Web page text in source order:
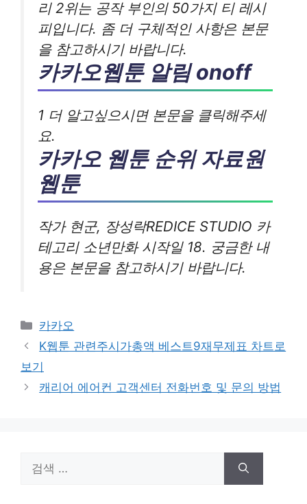
리 2위는 공작 부인의 50가지 티 레시
피입니다. 좀 더 구체적인 사항은 본문
을 참고하시기 바랍니다.
카카오웹툰 알림 onoff
1 더 알고싶으시면 본문을 클릭해주세
요.
카카오 웹툰 순위 자료원
웹툰
작가 현군, 장성락REDICE STUDIO 카
테고리 소년만화 시작일 18. 궁금한 내
용은 본문을 참고하시기 바랍니다.
카
테
리
카카오
K웹툰 관련주시가총액 베스트9재무제표 차트로
보기
캐리어 에어컨 고객센터 전화번호 및 문의 방법
색: